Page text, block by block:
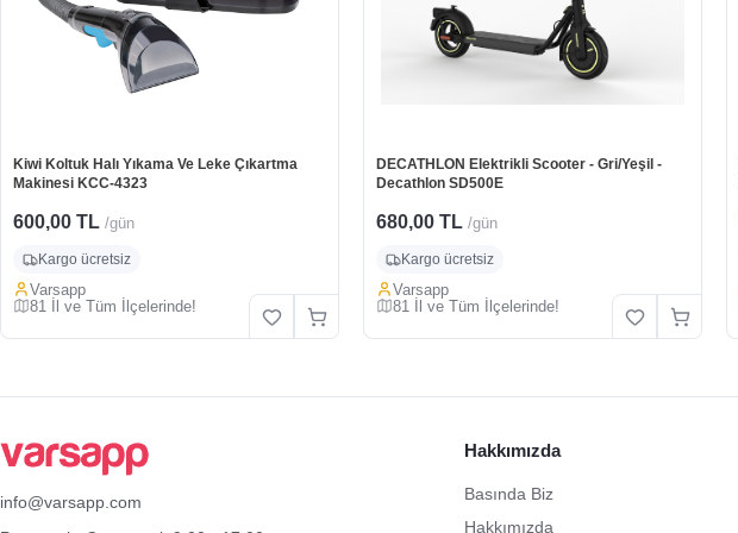
Kiwi Koltuk Halı Yıkama Ve Leke Çıkartma
Makinesi KCC-4323
600,00 TL /gün
Kargo ücretsiz
Varsapp
81 İl ve Tüm İlçelerinde!
DECATHLON Elektrikli Scooter - Gri/Yeşil -
Decathlon SD500E
680,00 TL /gün
Kargo ücretsiz
Varsapp
81 İl ve Tüm İlçelerinde!
info@varsapp.com
Hakkımızda
Basında Biz
Hakkımızda